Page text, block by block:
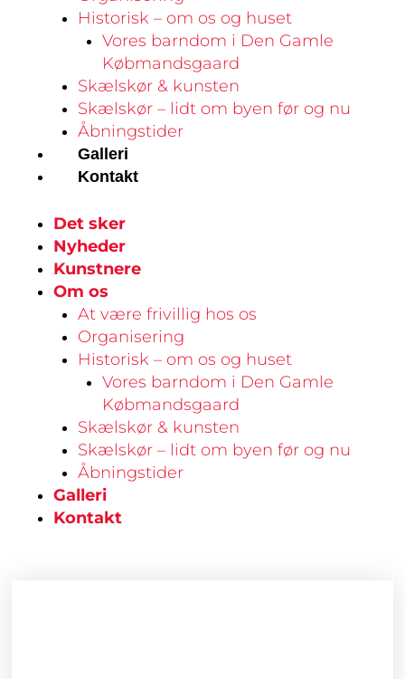
Historisk – om os og huset
Vores barndom i Den Gamle
Købmandsgaard
Skælskør & kunsten
Skælskør – lidt om byen før og nu
Åbningstider
Galleri
Kontakt
Det sker
Nyheder
Kunstnere
Om os
At være frivillig hos os
Organisering
Historisk – om os og huset
Vores barndom i Den Gamle
Købmandsgaard
Skælskør & kunsten
Skælskør – lidt om byen før og nu
Åbningstider
Galleri
Kontakt